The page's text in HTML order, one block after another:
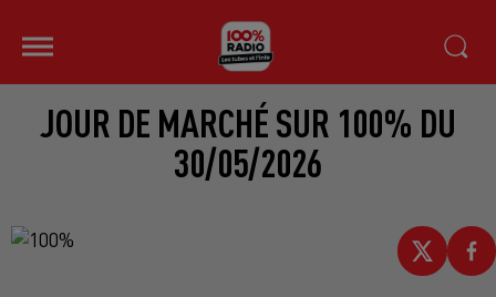
JOUR DE MARCHÉ SUR 100% DU
30/05/2026